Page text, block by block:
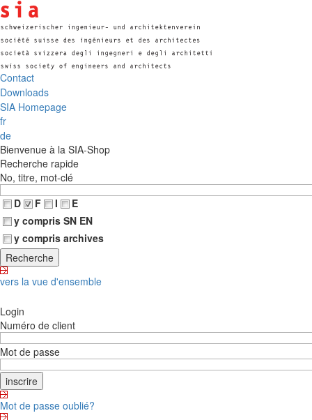
Contact
Downloads
SIA Homepage
fr
de
Bienvenue à la SIA-Shop
Recherche rapide
No, titre, mot-clé
D
F I
E
y compris SN EN
y compris archives
vers la vue d'ensemble
Login
Numéro de client
Mot de passe
Mot de passe oublié?